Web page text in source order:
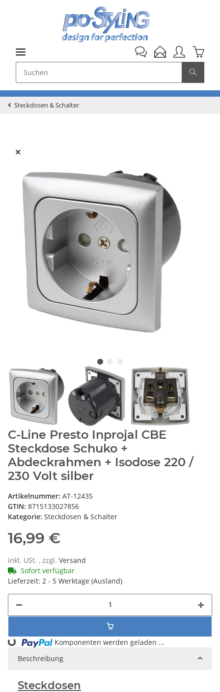
Steckdosen & Schalter
C-Line Presto Inprojal CBE
Steckdose Schuko +
Abdeckrahmen + Isodose 220 /
230 Volt silber
Artikelnummer: AT-12435
GTIN: 8715133027856
Kategorie: Steckdosen & Schalter
16,99 €
inkl. USt. , zzgl. Versand
Sofort verfügbar
Lieferzeit: 2 - 5 Werktage (Ausland)
Loading...
Komponenten werden geladen ...
Beschreibung
Steckdosen